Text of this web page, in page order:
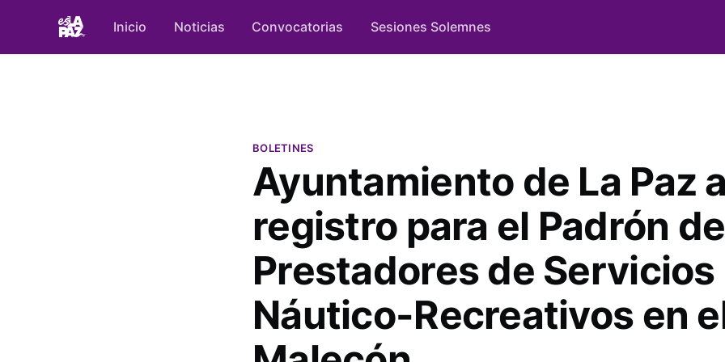
Inicio Noticias Convocatorias Sesiones Solemnes
BOLETINES
Ayuntamiento de La Paz
registro para el Padrón de
Prestadores de Servicios
Náutico-Recreativos en